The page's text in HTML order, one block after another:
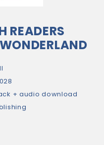
READERS
+ audio download